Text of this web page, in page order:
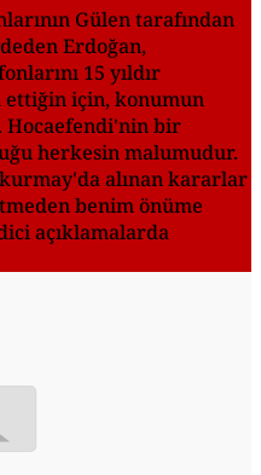
Gülen tarafından
Erdoğan,
15 yıldır
için, konumun
Hocaefendi'nin bir
herkesin malumudur.
alınan kararlar
benim önüme
açıklamalarda